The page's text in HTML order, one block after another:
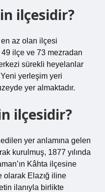
ilçesidir?
en az olan ilçesi
49 ilçe ve 73 mezradan
sürekli heyelanlar
yerleşim yeri
yer almaktadır.
ilçesidir?
edilen yer anlamına gelen
kurulmuş, 1877 yılında
Kâhta ilçesine
olarak Elazığ iline
ilanıyla birlikte